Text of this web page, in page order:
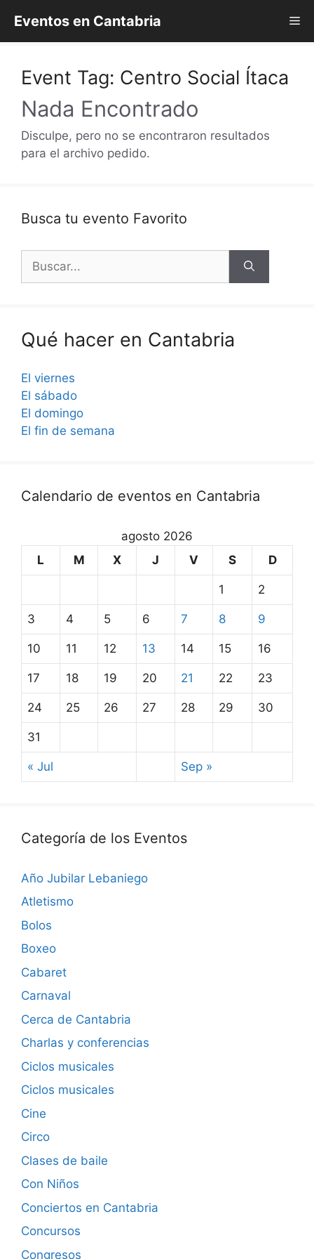
contenido
Eventos en Cantabria
Event Tag: Centro Social Ítaca
Nada Encontrado
Disculpe, pero no se encontraron resultados
para el archivo pedido.
Busca tu evento Favorito
Buscar:
Qué hacer en Cantabria
El viernes
El sábado
El domingo
El fin de semana
Calendario de eventos en Cantabria
agosto 2026
L
M X J V S D
1 2
3 4 5 6 7 8 9
10 11 12 13 14 15 16
17 18 19 20 21 22 23
24 25 26 27 28 29 30
31
« Jul Sep »
Categoría de los Eventos
Año Jubilar Lebaniego
Atletismo
Bolos
Boxeo
Cabaret
Carnaval
Cerca de Cantabria
Charlas y conferencias
Ciclos musicales
Ciclos musicales
Cine
Circo
Clases de baile
Con Niños
Conciertos en Cantabria
Concursos
Congresos